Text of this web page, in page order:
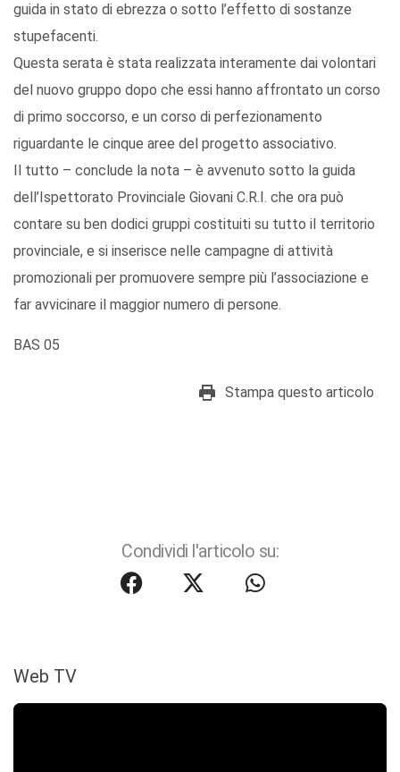
guida in stato di ebrezza o sotto l’effetto di sostanze
stupefacenti.
Questa serata è stata realizzata interamente dai volontari
del nuovo gruppo dopo che essi hanno affrontato un corso
di primo soccorso, e un corso di perfezionamento
riguardante le cinque aree del progetto associativo.
Il tutto – conclude la nota – è avvenuto sotto la guida
dell’Ispettorato Provinciale Giovani C.R.I. che ora può
contare su ben dodici gruppi costituiti su tutto il territorio
provinciale, e si inserisce nelle campagne di attività
promozionali per promuovere sempre più l’associazione e
far avvicinare il maggior numero di persone.
BAS 05
Stampa questo articolo
Condividi l'articolo su:
Web TV